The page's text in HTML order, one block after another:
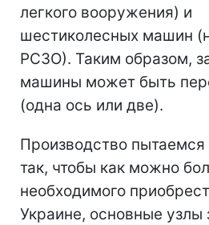
легкого вооружения) и
шестиколесных машин
РСЗО). Таким образом,
машины может быть
(одна ось или две).
Производство пытаемся
так, чтобы как можно
необходимого
Украине, основные узлы